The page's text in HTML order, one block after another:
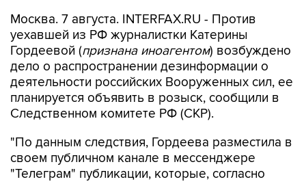
Москва. 7 августа. INTERFAX.RU - Против
уехавшей из РФ журналистки Катерины
Гордеевой (признана иноагентом) возбуждено
дело о распространении дезинформации о
деятельности российских Вооруженных сил, ее
планируется объявить в розыск, сообщили в
Следственном комитете РФ (СКР).
"По данным следствия, Гордеева разместила в
своем публичном канале в мессенджере
"Телеграм" публикации, которые, согласно